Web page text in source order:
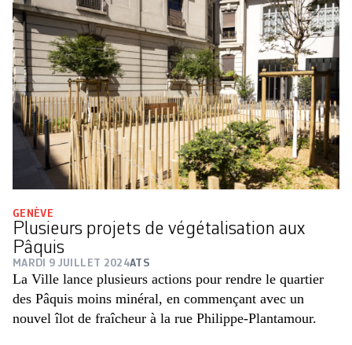
GENÈVE
Plusieurs projets de végétalisation aux
Pâquis
MARDI 9 JUILLET 2024ATS
La Ville lance plusieurs actions pour rendre le quartier
des Pâquis moins minéral, en commençant avec un
nouvel îlot de fraîcheur à la rue Philippe-Plantamour.